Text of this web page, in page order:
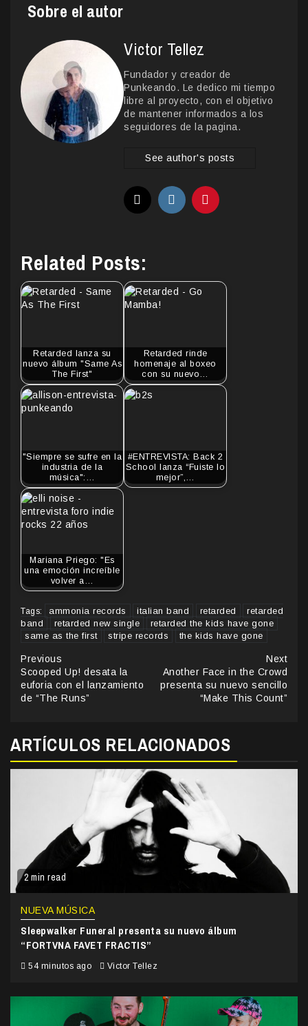
Sobre el autor
Victor Tellez
Fundador y creador de
Punkeando. Le dedico mi tiempo
libre al proyecto, con el objetivo
de mantener informados a los
seguidores de la pagina.
See author's posts
Related Posts:
Retarded lanza su
nuevo álbum "Same As
The First"
Retarded rinde
homenaje al boxeo
con su nuevo…
"Siempre se sufre en la
industria de la
música":…
#ENTREVISTA: Back 2
School lanza “Fuiste lo
mejor”,…
Mariana Priego: "Es
una emoción increíble
volver a…
Tags: ammonia records italian band retarded
retarded
band
retarded new single
retarded the kids have gone
same as the first
stripe records the kids have gone
Continue
Reading
Previous
Scooped Up! desata la
euforia con el lanzamiento
de “The Runs”
Next
Another Face in the Crowd
presenta su nuevo sencillo
“Make This Count”
ARTÍCULOS RELACIONADOS
2 min read
NUEVA MÚSICA
Sleepwalker Funeral presenta su nuevo álbum
“FORTVNA FAVET FRACTIS”
54 minutos ago Victor Tellez